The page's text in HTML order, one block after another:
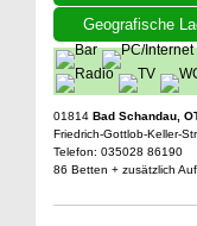
Geografische
01814 Bad Schandau,
Friedrich-Gottlob-Keller-
Telefon: 035028 86190
86 Betten + zusätzlich